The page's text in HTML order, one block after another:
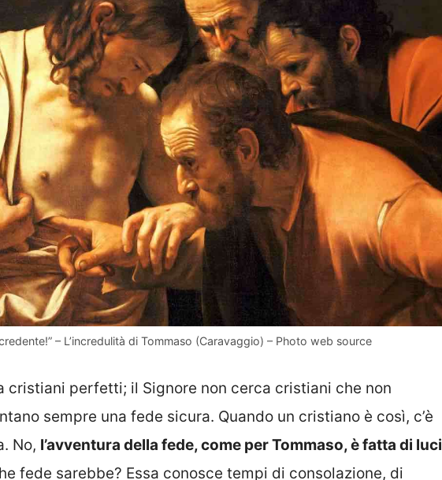
– L’incredulità di Tommaso (Caravaggio) – Photo web source
cristiani perfetti; il Signore non cerca cristiani che non
sempre una fede sicura. Quando un cristiano è così, c’è
No, l’avventura della fede, come per Tommaso, è fatta di luci
fede sarebbe? Essa conosce tempi di consolazione, di